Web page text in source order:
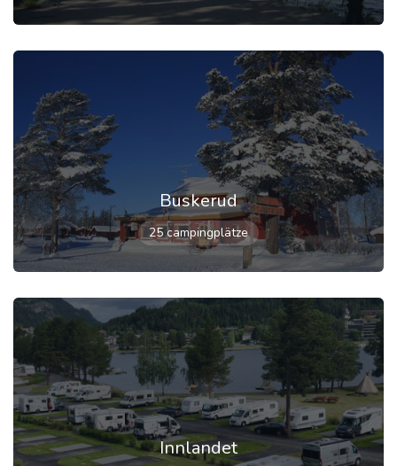
Buskerud
25 campingplätze
Innlandet